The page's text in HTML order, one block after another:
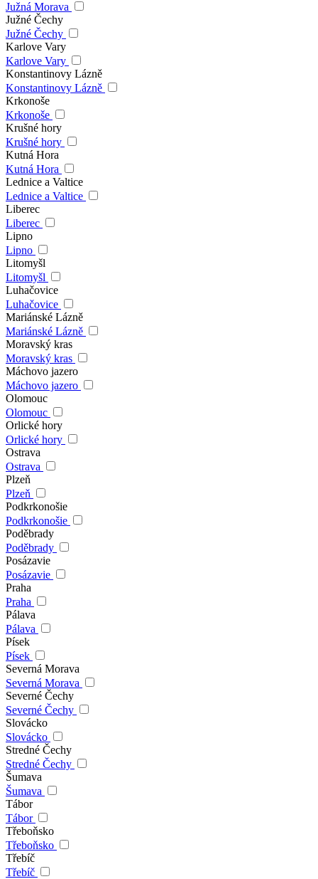
Južná Morava
Južné Čechy
Južné Čechy
Karlove Vary
Karlove Vary
Konstantinovy Lázně
Konstantinovy Lázně
Krkonoše
Krkonoše
Krušné hory
Krušné hory
Kutná Hora
Kutná Hora
Lednice a Valtice
Lednice a Valtice
Liberec
Liberec
Lipno
Lipno
Litomyšl
Litomyšl
Luhačovice
Luhačovice
Mariánské Lázně
Mariánské Lázně
Moravský kras
Moravský kras
Máchovo jazero
Máchovo jazero
Olomouc
Olomouc
Orlické hory
Orlické hory
Ostrava
Ostrava
Plzeň
Plzeň
Podkrkonošie
Podkrkonošie
Poděbrady
Poděbrady
Posázavie
Posázavie
Praha
Praha
Pálava
Pálava
Písek
Písek
Severná Morava
Severná Morava
Severné Čechy
Severné Čechy
Slovácko
Slovácko
Stredné Čechy
Stredné Čechy
Šumava
Šumava
Tábor
Tábor
Třeboňsko
Třeboňsko
Třebíč
Třebíč